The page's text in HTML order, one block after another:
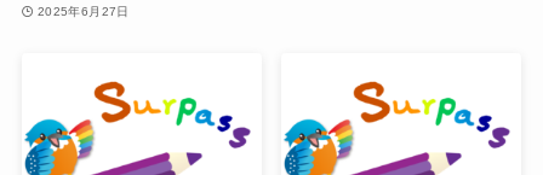
2025年6月27日